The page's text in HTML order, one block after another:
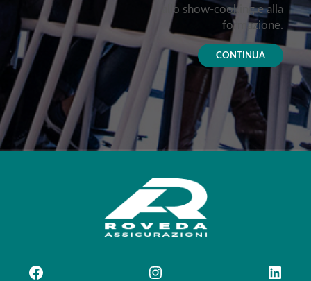
allo show-cooking e alla
formazione.
CONTINUA
Facebook Instagram LinkedIn